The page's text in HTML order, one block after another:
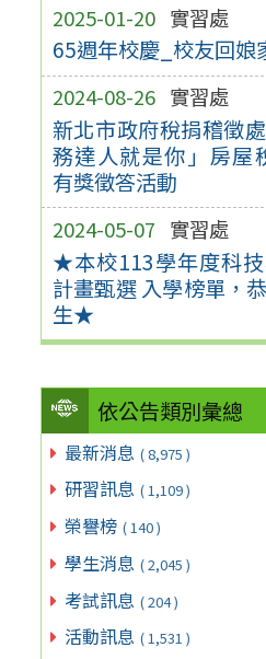
2025-01-20 實習處
65週年校慶_校友回娘
2024-08-26 實習處
新北市政府稅捐稽徵
務達人就是你」房屋
有獎徵答活動
2024-05-07 實習處
★本校113學年度科
計畫甄選 入學榜單，
生★
依公告類別彙總
最新消息 ( 8,975 )
研習訊息 ( 1,109 )
榮譽榜 ( 140 )
學生消息 ( 2,045 )
考試訊息 ( 204 )
活動訊息 ( 1,531 )